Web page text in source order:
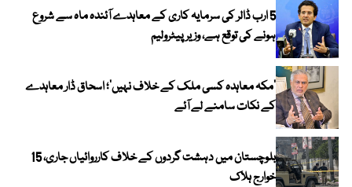
5 ارب ڈالر کی سرمایہ کاری کے معاہدے آئندہ ماہ سے شروع
ہونے کی توقع ہے، وزیر پیٹرولیم
‘مکہ معاہدہ کسی ملک کے خلاف نہیں’؛ اسحاق ڈار معاہدے
کے نکات سامنے لے آئے
بلوچستان میں دہشت گردوں کے خلاف کارروائیاں جاری، 15
خوارج ہلاک